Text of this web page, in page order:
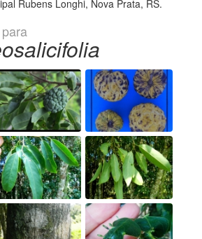
Rubens Longhi, Nova Prata, RS.